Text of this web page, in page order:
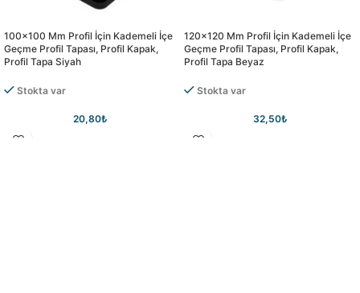
100×100 Mm Profil İçin Kademeli İçe
Geçme Profil Tapası, Profil Kapak,
Profil Tapa Siyah
Stokta var
20,80₺
120×120 Mm Profil İçin Kademeli İçe
Geçme Profil Tapası, Profil Kapak,
Profil Tapa Beyaz
Stokta var
32,50₺